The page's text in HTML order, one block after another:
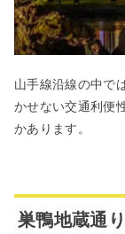
山手線沿線の中で
かせない交通利便
かあります。
巣鴨地蔵通